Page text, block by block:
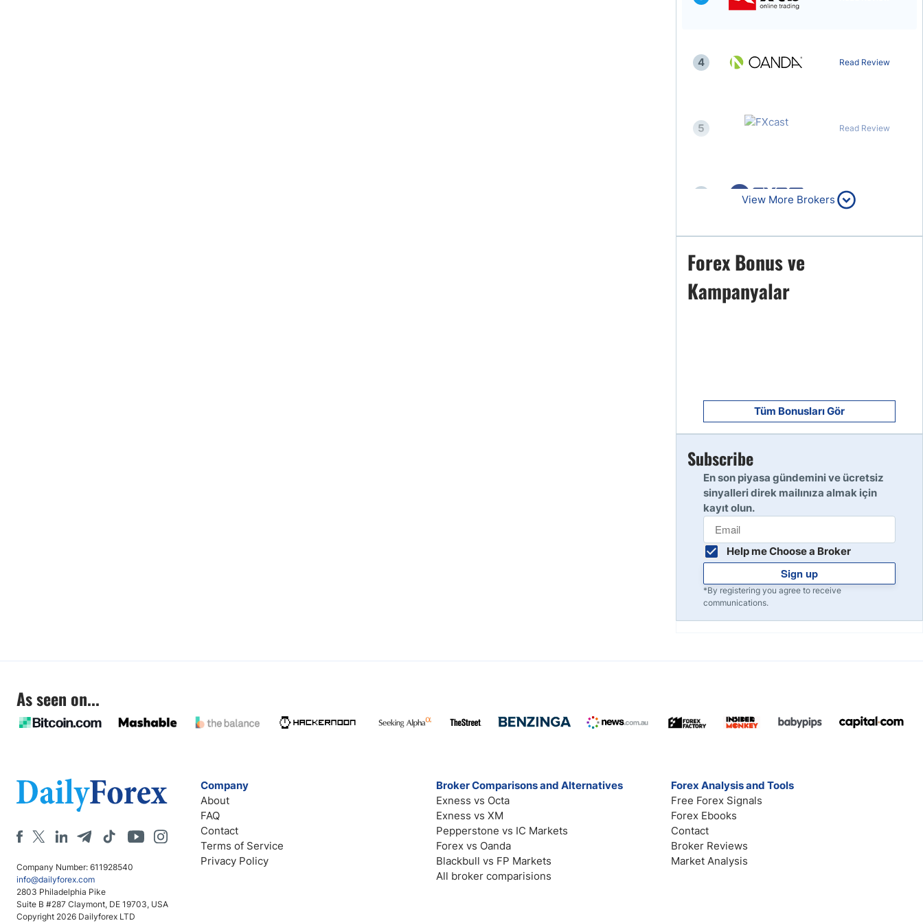
4 Read Review
5 Read Review
Read Review
7
10
View More Brokers
Forex Bonus ve
Kampanyalar
Tüm Bonusları Gör
Subscribe
En son piyasa gündemini ve ücretsiz
sinyalleri direk mailınıza almak için
kayıt olun.
Help me Choose a Broker
Sign up
*By registering you agree to receive
communications.
As seen on...
Company Number: 611928540
info@dailyforex.com
2803 Philadelphia Pike
Suite B #287 Claymont, DE 19703, USA
Copyright 2026 Dailyforex LTD
Company
About
FAQ
Contact
Terms of Service
Privacy Policy
Broker Comparisons and Alternatives
Exness vs Octa
Exness vs XM
Pepperstone vs IC Markets
Forex vs Oanda
Blackbull vs FP Markets
All broker comparisions
Forex Analysis and Tools
Free Forex Signals
Forex Ebooks
Contact
Broker Reviews
Market Analysis